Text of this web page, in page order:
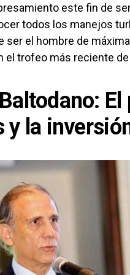
este fin de
todos los manejos
ser el hombre de
el trofeo más reciente de
y la